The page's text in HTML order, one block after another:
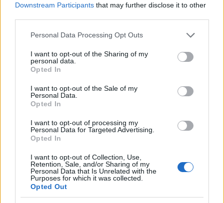
Downstream Participants that may further disclose it to other
Please note that this website/app uses one or more Google
not limited to your visit or usage behaviour. You may click to
grant or deny consent to Google and its third-party tags to
use your data for below specified purposes in below Google
consent section.
Personal Data Processing Opt Outs
I want to opt-out of the Sharing of my
personal data.
Opted In
I want to opt-out of the Sale of my
Personal Data.
Opted In
I want to opt-out of processing my
Personal Data for Targeted Advertising.
Opted In
I want to opt-out of Collection, Use,
Retention, Sale, and/or Sharing of my
Personal Data that Is Unrelated with the
Purposes for which it was collected.
Opted Out
Kamu brit webáruház próbált 1,3
millió indonéz rúpiát levonni a
számláról, és ez még nem minden!
Homár Rezső•2019. december 06.